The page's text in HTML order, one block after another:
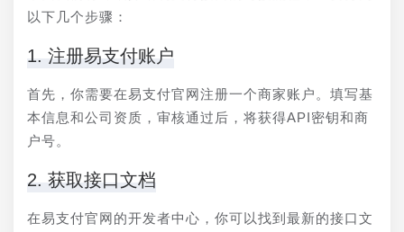
以下几个步骤：
1. 注册易支付账户
首先，你需要在易支付官网注册一个商家账户。填写基
本信息和公司资质，审核通过后，将获得API密钥和商
户号。
2. 获取接口文档
在易支付官网的开发者中心，你可以找到最新的接口文